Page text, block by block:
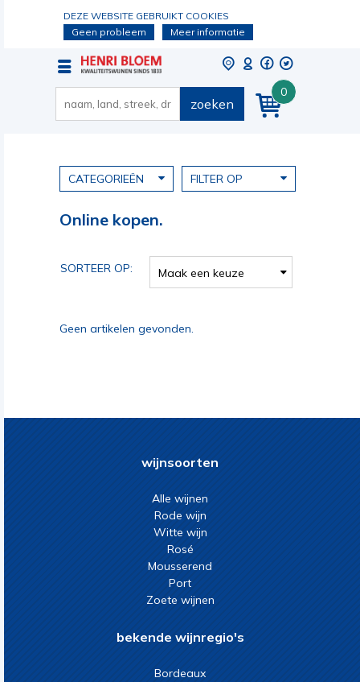
DEZE WEBSITE GEBRUIKT COOKIES
Geen probleem
Meer informatie
0
zoeken
CATEGORIEËN FILTER OP
Online kopen.
SORTEER OP: Maak een keuze
Geen artikelen gevonden.
wijnsoorten
Alle wijnen
Rode wijn
Witte wijn
Rosé
Mousserend
Port
Zoete wijnen
bekende wijnregio's
Bordeaux